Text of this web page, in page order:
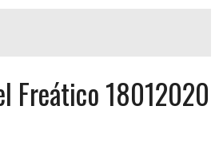
Freático 18012020